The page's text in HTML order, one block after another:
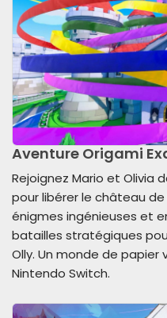
Aventure Origami
Rejoignez Mario et Olivia
pour libérer le château de
énigmes ingénieuses et
batailles stratégiques
Olly. Un monde de
Nintendo Switch.